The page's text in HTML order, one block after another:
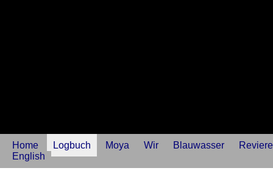
Home Logbuch Moya Wir Blauwasser
Reviere
English